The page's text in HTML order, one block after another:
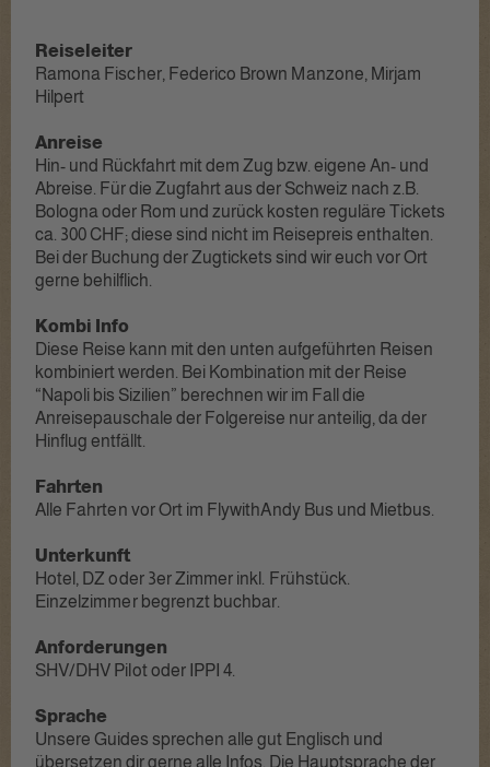
Reiseleiter
Ramona Fischer, Federico Brown Manzone, Mirjam
Hilpert
Anreise
Hin- und Rückfahrt mit dem Zug bzw. eigene An- und
Abreise. Für die Zugfahrt aus der Schweiz nach z.B.
Bologna oder Rom und zurück kosten reguläre Tickets
ca. 300 CHF; diese sind nicht im Reisepreis enthalten.
Bei der Buchung der Zugtickets sind wir euch vor Ort
gerne behilflich.
Kombi Info
Diese Reise kann mit den unten aufgeführten Reisen
kombiniert werden. Bei Kombination mit der Reise
“Napoli bis Sizilien” berechnen wir im Fall die
Anreisepauschale der Folgereise nur anteilig, da der
Hinflug entfällt.
Fahrten
Alle Fahrten vor Ort im FlywithAndy Bus und Mietbus.
Unterkunft
Hotel, DZ oder 3er Zimmer inkl. Frühstück.
Einzelzimmer begrenzt buchbar.‬
Anforderungen
Sprache
Unsere Guides sprechen alle gut Englisch und
übersetzen dir gerne alle Infos. Die Hauptsprache der